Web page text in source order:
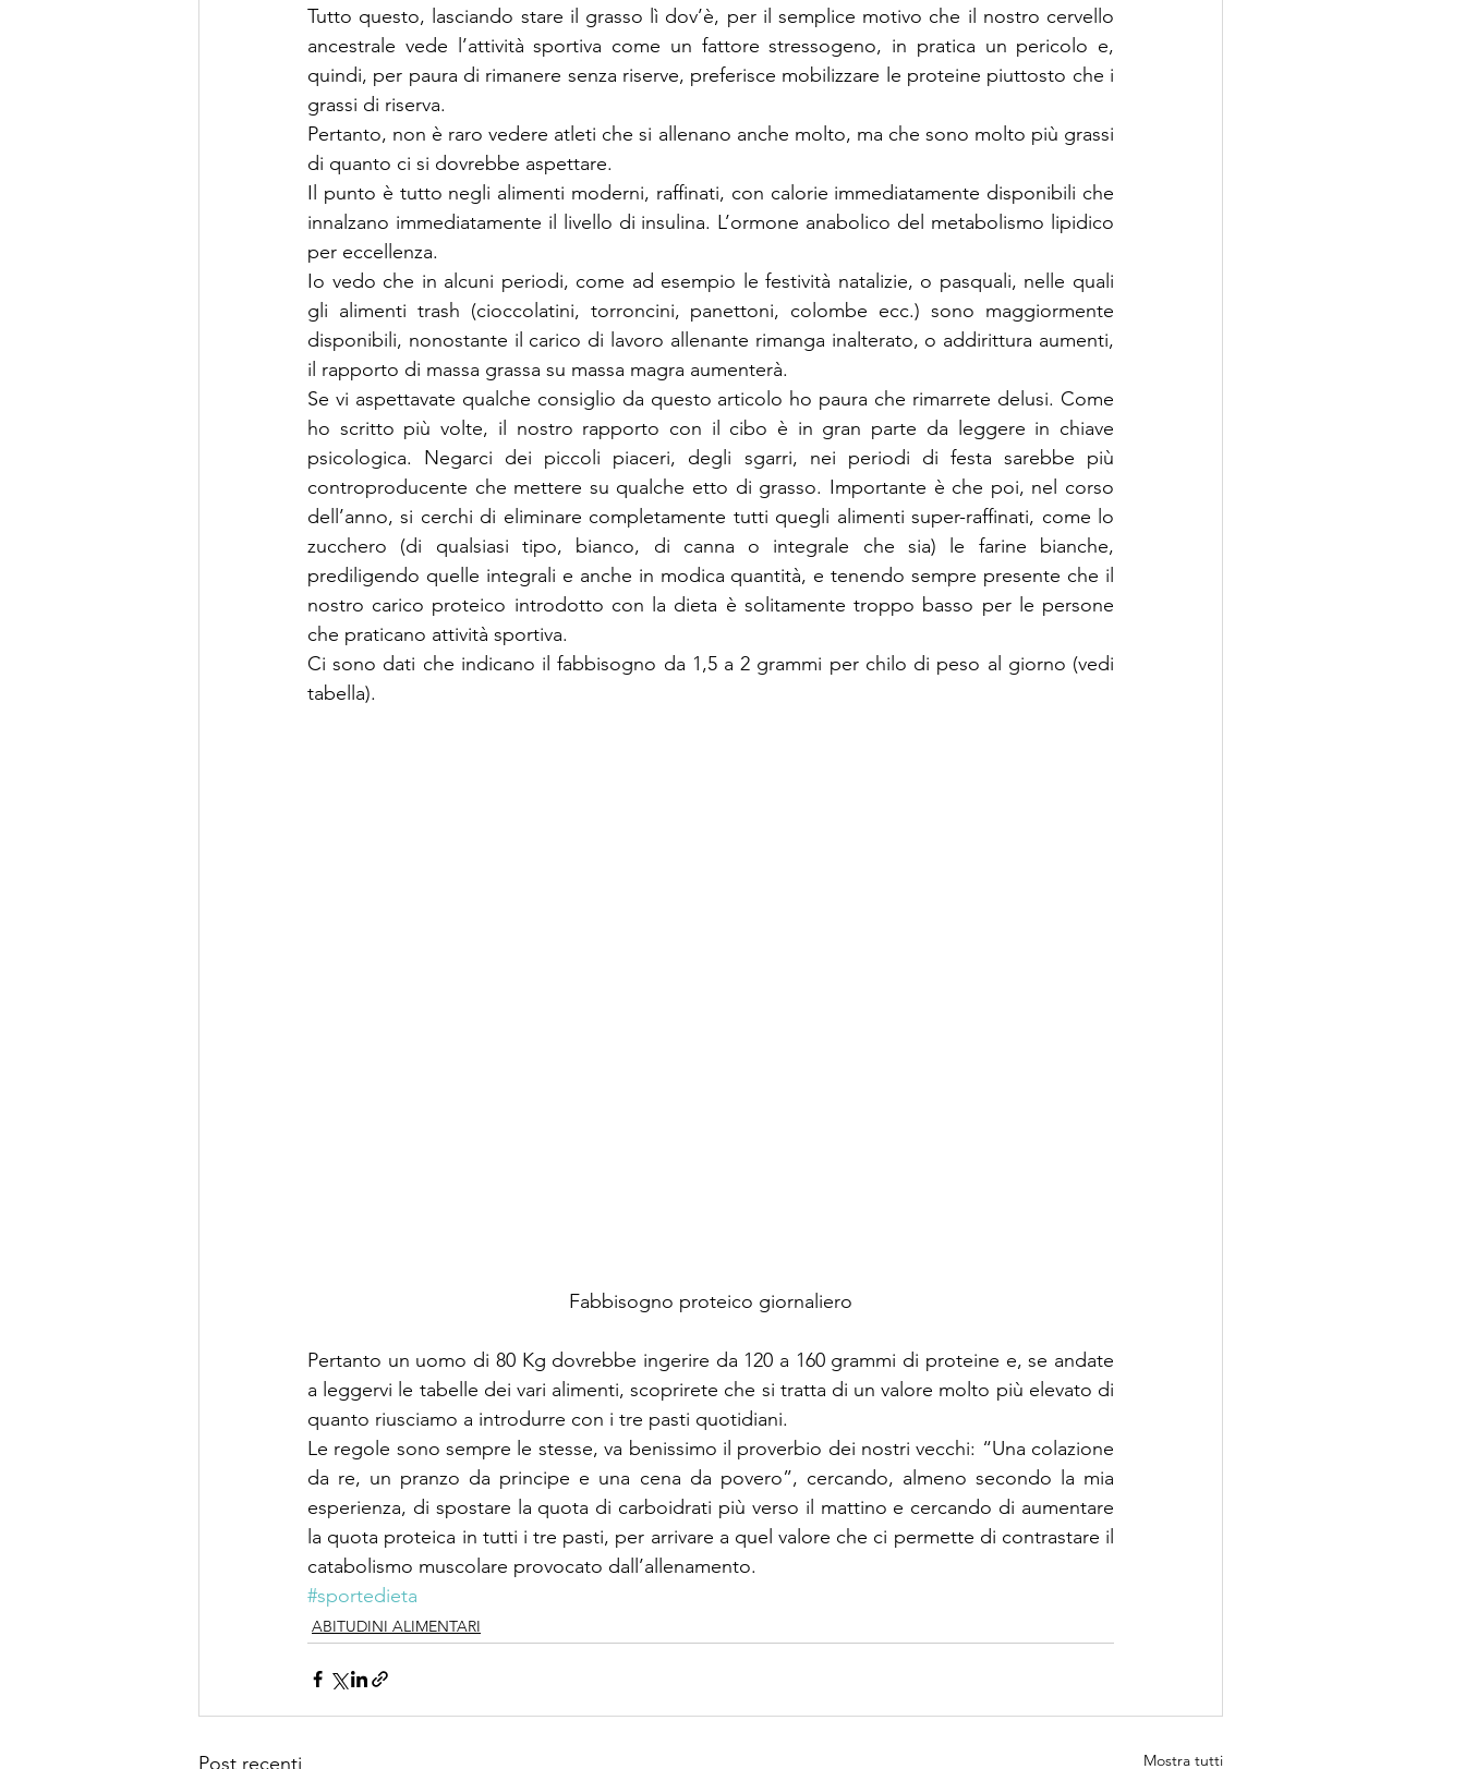
Tutto questo, lasciando stare il grasso lì dov’è, per il semplice motivo che il nostro cervello
ancestrale vede l’attività sportiva come un fattore stressogeno, in pratica un pericolo e,
quindi, per paura di rimanere senza riserve, preferisce mobilizzare le proteine piuttosto che i
grassi di riserva.
Pertanto, non è raro vedere atleti che si allenano anche molto, ma che sono molto più grassi
di quanto ci si dovrebbe aspettare.
Il punto è tutto negli alimenti moderni, raffinati, con calorie immediatamente disponibili che
innalzano immediatamente il livello di insulina. L’ormone anabolico del metabolismo lipidico
per eccellenza.
Io vedo che in alcuni periodi, come ad esempio le festività natalizie, o pasquali, nelle quali
gli alimenti trash (cioccolatini, torroncini, panettoni, colombe ecc.) sono maggiormente
disponibili, nonostante il carico di lavoro allenante rimanga inalterato, o addirittura aumenti,
il rapporto di massa grassa su massa magra aumenterà.
Se vi aspettavate qualche consiglio da questo articolo ho paura che rimarrete delusi. Come
ho scritto più volte, il nostro rapporto con il cibo è in gran parte da leggere in chiave
psicologica. Negarci dei piccoli piaceri, degli sgarri, nei periodi di festa sarebbe più
controproducente che mettere su qualche etto di grasso. Importante è che poi, nel corso
dell’anno, si cerchi di eliminare completamente tutti quegli alimenti super-raffinati, come lo
zucchero (di qualsiasi tipo, bianco, di canna o integrale che sia) le farine bianche,
prediligendo quelle integrali e anche in modica quantità, e tenendo sempre presente che il
nostro carico proteico introdotto con la dieta è solitamente troppo basso per le persone
che praticano attività sportiva.
Ci sono dati che indicano il fabbisogno da 1,5 a 2 grammi per chilo di peso al giorno (vedi
tabella).
Fabbisogno proteico giornaliero
Pertanto un uomo di 80 Kg dovrebbe ingerire da 120 a 160 grammi di proteine e, se andate
a leggervi le tabelle dei vari alimenti, scoprirete che si tratta di un valore molto più elevato di
quanto riusciamo a introdurre con i tre pasti quotidiani.
Le regole sono sempre le stesse, va benissimo il proverbio dei nostri vecchi: “Una colazione
da re, un pranzo da principe e una cena da povero”, cercando, almeno secondo la mia
esperienza, di spostare la quota di carboidrati più verso il mattino e cercando di aumentare
la quota proteica in tutti i tre pasti, per arrivare a quel valore che ci permette di contrastare il
catabolismo muscolare provocato dall’allenamento.
#sportedieta
ABITUDINI ALIMENTARI
Post recenti Mostra tutti